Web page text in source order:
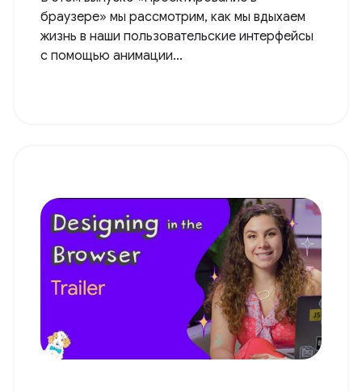
браузере» мы рассмотрим, как мы вдыхаем
жизнь в наши пользовательские интерфейсы
с помощью анимации...